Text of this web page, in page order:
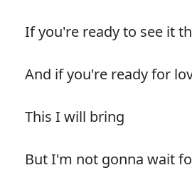
If you're ready to see it
And if you're ready for
This I will bring
But I'm not gonna wait